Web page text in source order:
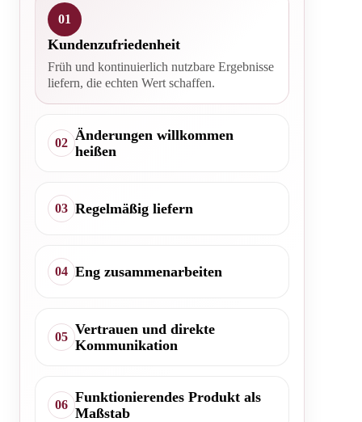
01
Kundenzufriedenheit
Früh und kontinuierlich nutzbare Ergebnisse
liefern, die echten Wert schaffen.
02 Änderungen willkommen
heißen
03 Regelmäßig liefern
04 Eng zusammenarbeiten
05 Vertrauen und direkte
Kommunikation
06 Funktionierendes Produkt als
Maßstab